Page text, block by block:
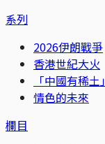
系列
2026伊朗戰爭
香港世紀大火
「中國有稀土」
情色的未來
欄目